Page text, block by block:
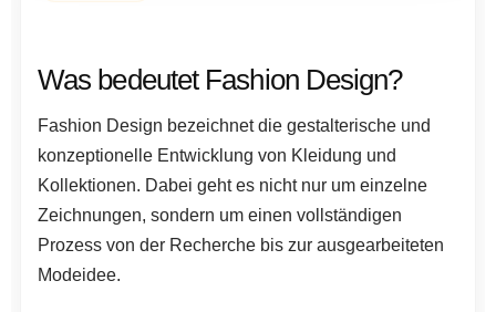
Was bedeutet Fashion Design?
Fashion Design bezeichnet die gestalterische und
konzeptionelle Entwicklung von Kleidung und
Kollektionen. Dabei geht es nicht nur um einzelne
Zeichnungen, sondern um einen vollständigen
Prozess von der Recherche bis zur ausgearbeiteten
Modeidee.